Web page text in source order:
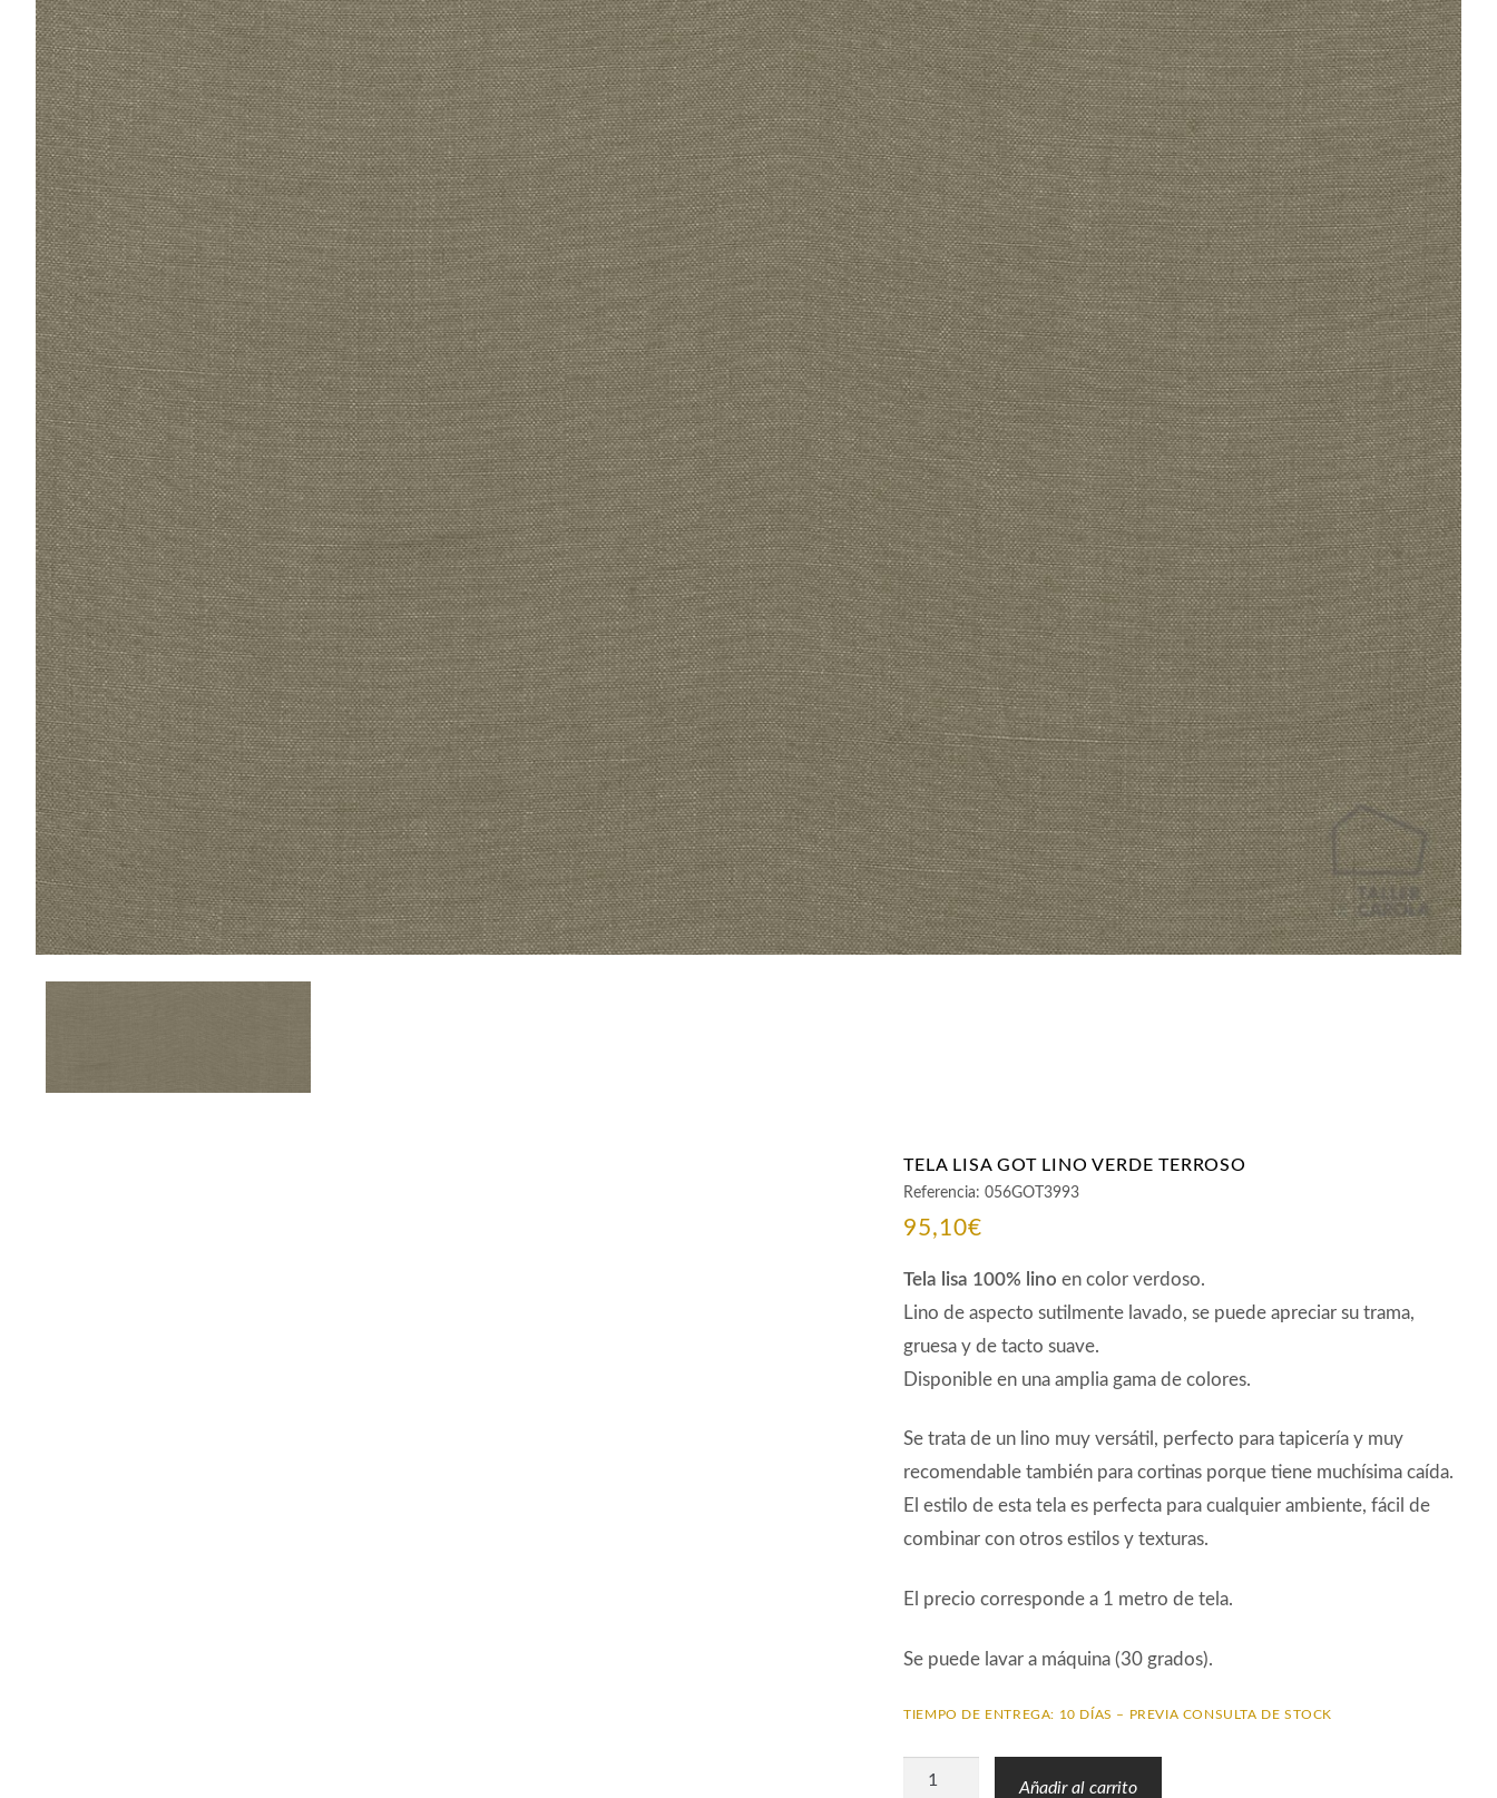
TELA LISA GOT LINO VERDE TERROSO
Referencia:056GOT3993
95,10€
Tela lisa 100% linoen color verdoso.
Lino de aspecto sutilmente lavado, se puede apreciar su trama,
gruesa y de tacto suave.
Disponible en una amplia gama de colores.
Se trata de un lino muy versátil, perfecto para tapicería y muy
recomendable también para cortinas porque tiene muchísima caída.
El estilo de esta tela es perfecta para cualquier ambiente, fácil de
combinar con otros estilos y texturas.
El precio corresponde a 1 metro de tela.
Se puede lavar a máquina (30 grados).
TIEMPO DE ENTREGA: 10 DÍAS – PREVIA CONSULTA DE STOCK
Tela
Añadir al carrito